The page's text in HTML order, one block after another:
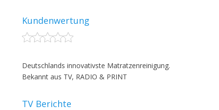
Kundenwertung
Deutschlands innovativste Matratzenreinigung.
Bekannt aus TV, RADIO & PRINT
TV Berichte